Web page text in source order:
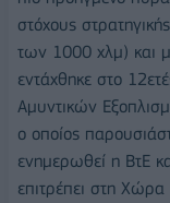
στόχους
των 1000 χλμ) και
εντάχθηκε στο
Αμυντικών
ο οποίος
ενημερωθεί η ΒτΕ
επιτρέπει στη